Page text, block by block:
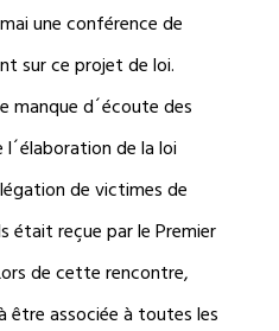
une conférence de
sur ce projet de loi.
manque d´écoute des
de la loi
de victimes de
était reçue par le Premier
de cette rencontre,
être associée à toutes les